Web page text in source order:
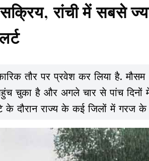
रांची में सबसे
तौर पर प्रवेश कर लिया है. मौसम
चुका है और अगले चार से पांच दिनों
दौरान राज्य के कई जिलों में गरज के